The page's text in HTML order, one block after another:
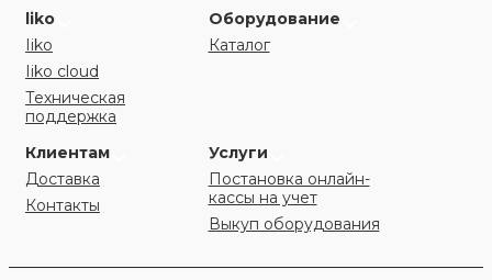
liko
Iiko
Iiko cloud
Техническая
поддержка
Оборудование
Каталог
Клиентам
Доставка
Контакты
Услуги
Постановка онлайн-
кассы на учет
Выкуп оборудования